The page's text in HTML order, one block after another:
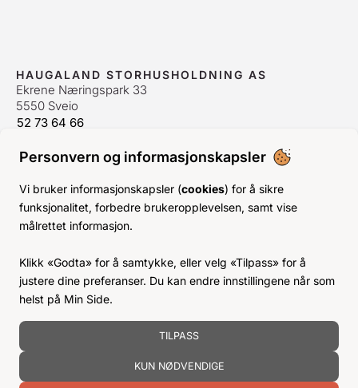
Personvern og informasjonskapsler
Vi bruker informasjonskapsler (cookies) for å sikre
funksjonalitet, forbedre brukeropplevelsen, samt vise
målrettet informasjon.
Klikk «Godta» for å samtykke, eller velg «Tilpass» for å
justere dine preferanser. Du kan endre innstillingene når som
helst på Min Side.
TILPASS
KUN NØDVENDIGE
HAUGALAND STORHUSHOLDNING AS
Ekrene Næringspark 33
5550 Sveio
52 73 64 66
ÅPNINGSTIDER
Man-Fre:07–15
Lør-Søn: Stengt
Helligdager: Stengt
KJØPSVILKÅR
BLI KUNDE